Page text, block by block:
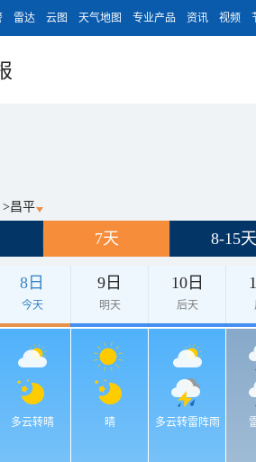
雷达 云图 天气地图 专业产品 资讯 视频
>昌平
7天 8-15天
8日
今天
9日
明天
10日
后天
多云转晴 晴 多云转雷阵雨